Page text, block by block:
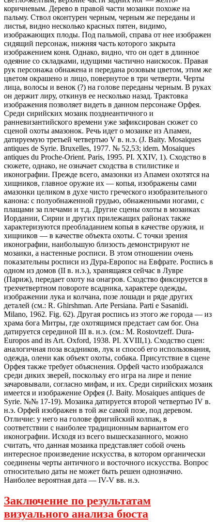
коричневым. Дерево в правой части мозаики похоже на
пальму. Ствол оконтурен черным, черным же переданы и
листья, видно несколько красных пятен, видимо,
изображающих плоды. Под пальмой, справа от нее изображен
сидящий персонаж, нижняя часть которого закрыта
изображением коня. Однако, видно, что он одет в длинное
одеяние со складками, идущими частично наискосок. Правая
рук персонажа обнажена и передана розовым цветом, этим же
цветом окрашено и лицо, повернутое в три четверти. Черты
лица, волосы и венок (?) на голове переданы черным. В руках
он держит лиру, откинув ее несколько назад. Трактовка
изображения позволяет видеть в данном персонаже Орфея.
Среди сирийских мозаик позднеантичного и
ранневизантийского времени уже зафиксирован сюжет со
сценой охоты амазонок. Речь идет о мозаике из Апамеи,
датируемую третьей четвертью V в. н.э. (J. Baity. Mosaiques
antiques de Syrie. Bruxelles, 1977. № 52,53; idem. Mosaiques
antiques du Proche-Orient. Paris, 1995. PI. XXIV, 1). Сходство в
сюжете, однако, не означает сходства в стилистике и
иконографии. Прежде всего, амазонки из Апамеи охотятся на
хищников, главное оружие их — копья, изображены сами
амазонки целиком в духе чисто греческого изобразительного
канона: с полуобнаженной грудью, обнаженными ногами, с
плащами за плечами и т.д. Другие сцены охоты в мозаиках
Иордании, Сирии и других прилежащих районах также
характеризуются преобладанием копья в качестве оружия, и
хищников — в качестве объекта охоты. С точки зрения
иконографии, наибольшую близость демонстрируют не
мозаики, а настенные росписи. В этом отношении очень
показательны росписи из Дура-Европос на Евфрате. Роспись в
одном из домов (II в. н.э.), хранящаяся сейчас в Лувре
(Париж), передает охоту на онагров. Сходство фиксируется в
трехчетвертном повороте всадника, характере одежды,
изображении лука и колчана, позе лошади и ряде других
деталей (см.: R. Ghirshman. Arte Persiana. Parti e Sasanidi.
Milano, 1962. Fig. 62). Другая роспись из этого же города — из
храма бога Митры, где охотящимся предстает сам бог. Она
датируется серединой III в. н.э. (см.: М. Rostovtzeff. Dura-
Europos and its Art. Oxford, 1938. PI. XVIII,1). Сходство сцен:
аналогичная поза всадников, лук и способ его использования,
одежда, олени как объект охоты, собака. Присутствие в сцене
Орфея также требует объяснения. Орфей часто изображался
среди диких зверей, поскольку его игра на лире и пение
зачаровывали, согласно мифам, и их. Среди сирийских мозаик
имеется и изображение Орфея (J. Baity. Mosaiques antiques de
Syrie. №№ 17-19). Мозаика датируется второй четвертью IV в.
н.э. Орфей изображен в той же самой позе, под деревом.
Отличие: у него на голове фригийский колпак, в
соответствии с наиболее традиционным вариантом его
иконографии. Исходя из всего вышесказанного, можно
считать, что данная мозаика представляет собой очень
интересное произведение искусства, в котором органически
соединены черты античного и восточного искусства. Вопрос
относительно даты не может быть решен однозначно.
Наиболее вероятная дата — IV-V вв. н.э.
Заключение по результатам
визуального анализа бюста